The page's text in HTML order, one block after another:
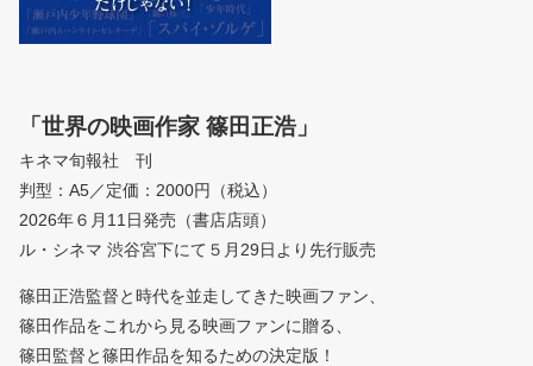
「世界の映画作家 篠田正浩」
キネマ旬報社 刊
判型：A5／定価：2000円（税込）
2026年６月11日発売（書店店頭）
ル・シネマ 渋谷宮下にて５月29日より先行販売
篠田正浩監督と時代を並走してきた映画ファン、
篠田作品をこれから見る映画ファンに贈る、
篠田監督と篠田作品を知るための決定版！